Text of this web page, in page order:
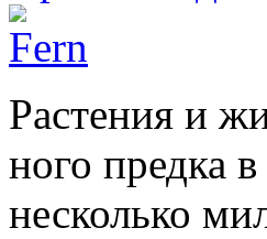
Расте­ния и
ного предка
не­сколько